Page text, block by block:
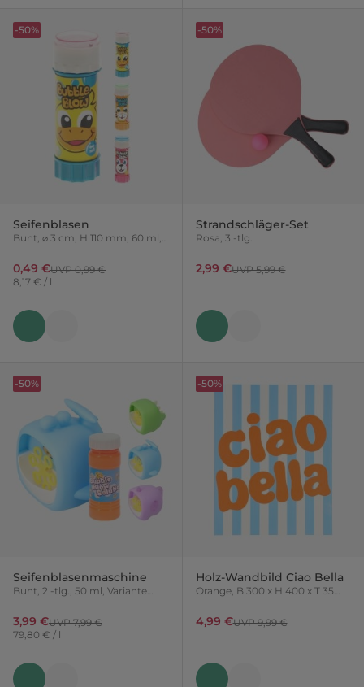
Seifenblasen
Bunt, ⌀ 3 cm, H 110 mm, 60 ml,
0,49 €UVP 0,99 €
8,17 € / l
-50%
Strandschläger-Set
Rosa, 3 -tlg.
2,99 €UVP 5,99 €
-50%
Seifenblasenmaschine
Bunt, 2 -tlg., 50 ml, Variante
3,99 €UVP 7,99 €
79,80 € / l
-50%
Holz-Wandbild Ciao Bella
Orange, B 300 x H 400 x T 35
4,99 €UVP 9,99 €
-50%